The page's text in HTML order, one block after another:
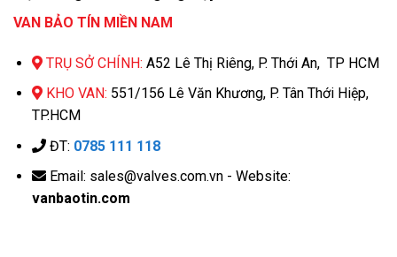
VAN BẢO TÍN MIỀN NAM
TRỤ SỞ CHÍNH: A52 Lê Thị Riêng, P. Thới An, TP HCM
KHO VAN: 551/156 Lê Văn Khương, P. Tân Thới Hiệp,
TP.HCM
ĐT: 0785 111 118
Email: sales@valves.com.vn - Website:
vanbaotin.com